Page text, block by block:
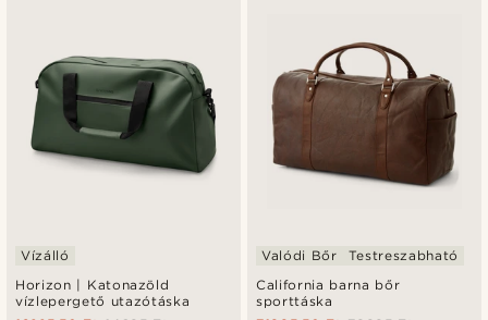
Horizon | Katonazöld
vízlepergető utazótáska
Vízálló
California barna bőr
sporttáska
Valódi Bőr Testreszabható